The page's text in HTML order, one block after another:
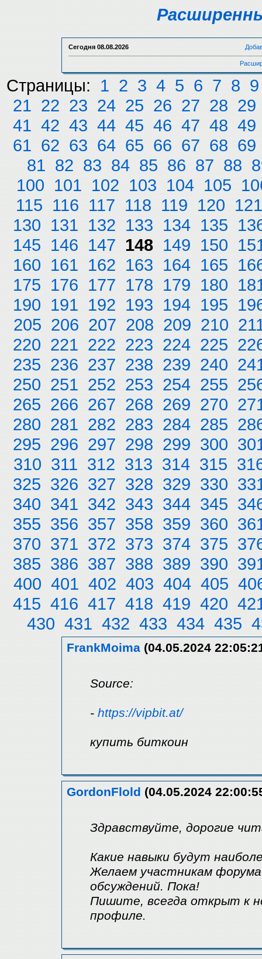
Сегодня 08.08.2026
Страницы: 1 2 3 4 5 6 7 8 9
21 22 23 24 25 26 27 28 29
41 42 43 44 45 46 47 48 49
61 62 63 64 65 66 67 68 69
81 82 83 84 85 86 87 88
100 101 102 103 104 105
115 116 117 118 119 120 121
130 131 132 133 134 135
145 146 147 148 149 150
160 161 162 163 164 165
175 176 177 178 179 180
190 191 192 193 194 195
205 206 207 208 209 210
220 221 222 223 224 225
235 236 237 238 239 240
250 251 252 253 254 255
265 266 267 268 269 270
280 281 282 283 284 285
295 296 297 298 299 300
310 311 312 313 314 315
325 326 327 328 329 330
340 341 342 343 344 345
355 356 357 358 359 360
370 371 372 373 374 375
385 386 387 388 389 390
400 401 402 403 404 405
415 416 417 418 419 420
430 431 432 433 434 435
FrankMoima (04.05.2024
Source:
- https://vipbit.at/
купить биткоин
GordonFlold (04.05.2024
Здравствуйте, дорогие
Какие навыки будут
Желаем участникам
обсуждений. Пока!
Пишите, всегда открыт к
профиле.